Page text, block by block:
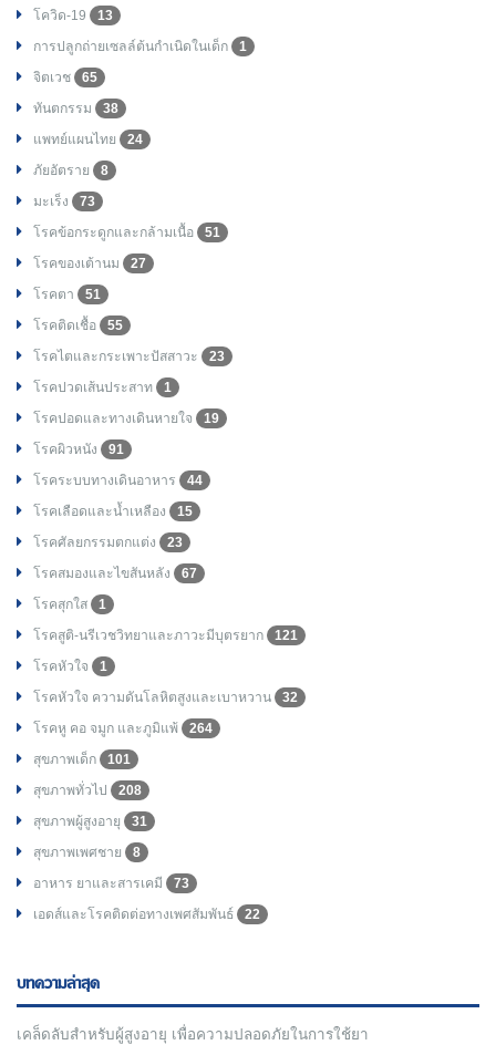
โควิด-19
13
การปลูกถ่ายเซลล์ต้นกำเนิดในเด็ก
1
จิตเวช
65
ทันตกรรม
38
แพทย์แผนไทย
24
ภัยอัตราย
8
มะเร็ง
73
โรคข้อกระดูกและกล้ามเนื้อ
51
โรคของเต้านม
27
โรคตา
51
โรคติดเชื้อ
55
โรคไตและกระเพาะปัสสาวะ
23
โรคปวดเส้นประสาท
1
โรคปอดและทางเดินหายใจ
19
โรคผิวหนัง
91
โรคระบบทางเดินอาหาร
44
โรคเลือดและน้ำเหลือง
15
โรคศัลยกรรมตกแต่ง
23
โรคสมองและไขสันหลัง
67
โรคสุกใส
1
โรคสูติ-นรีเวชวิทยาและภาวะมีบุตรยาก
121
โรคหัวใจ
1
โรคหัวใจ ความดันโลหิตสูงและเบาหวาน
32
โรคหู คอ จมูก และภูมิแพ้
264
สุขภาพเด็ก
101
สุขภาพทั่วไป
208
สุขภาพผู้สูงอายุ
31
สุขภาพเพศชาย
8
อาหาร ยาและสารเคมี
73
เอดส์และโรคติดต่อทางเพศสัมพันธ์
22
บทความล่าสุด
เคล็ดลับสำหรับผู้สูงอายุ เพื่อความปลอดภัยในการใช้ยา